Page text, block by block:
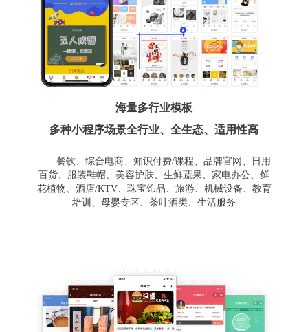
海量多行业模板
多种小程序场景全行业、全生态、适用性高
餐饮、综合电商、知识付费/课程、品牌官网、日用
百货、服装鞋帽、美容护肤、生鲜蔬果、家电办公、鲜
花植物、酒店/KTV、珠宝饰品、旅游、机械设备、教育
培训、母婴专区、茶叶酒类、生活服务